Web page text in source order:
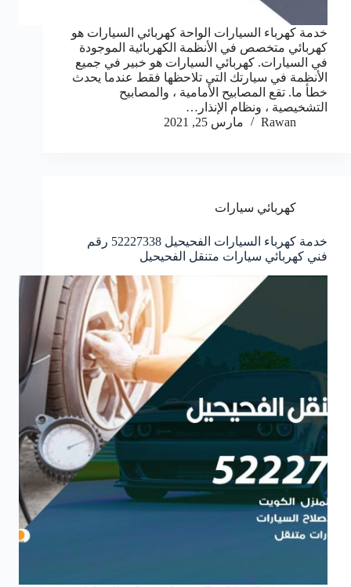
خدمة كهرباء السيارات الواحة كهربائي السيارات هو
كهربائي متخصص في الأنظمة الكهربائية الموجودة
في السيارات. كهربائي السيارات هو خبير في جميع
الأنظمة في سيارتك التي تلاحظها فقط عندما يحدث
خطأ ما. تقع المصابيح الأمامية ، والمصابيح
التشخيصية ، ونظام الإنذار…
Rawan
مارس 25, 2021
كهربائي سيارات
خدمة كهرباء السيارات الفحيحيل 52227338 رقم
فني كهربائي سيارات متنقل الفحيحيل